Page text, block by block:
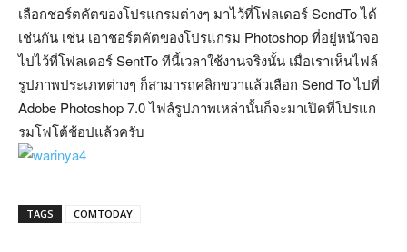
เลือกชอร์ตคัตของโปรแกรมต่างๆ มาไว้ที่โฟลเดอร์ SendTo ได้
เช่นกัน เช่น เอาชอร์ตคัตของโปรแกรม Photoshop ที่อยู่หน้าจอ
ไปไว้ที่โฟลเดอร์ SentTo ทีนี้เวลาใช้งานจริงนั้น เมื่อเราเห็นไฟล์
รูปภาพประเภทต่างๆ ก็สามารถคลิกขวาแล้วเลือก Send To ไปที่
Adobe Photoshop 7.0 ไฟล์รูปภาพเหล่านั้นก็จะมาเปิดที่โปรแก
รมโฟโต้ช้อปแล้วครับ
TAGS COMTODAY